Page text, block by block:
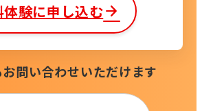
体験に申し込む
問い合わせいただけます